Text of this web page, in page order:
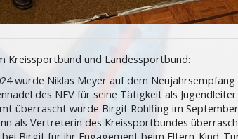
Kreissportbund und Landessportbund:
wurde Niklas Meyer auf dem
des NFV für seine Tätigkeit als
überrascht wurde Birgit Rohlfing im
als Vertreterin des Kreissportbundes
Birgit für ihr Engagement beim Eltern-Kind-